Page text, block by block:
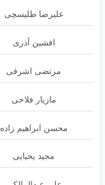
علیرضا طلیسچی
افشین آذری
مرتضی اشرفی
مازیار فلاحی
محسن ابراهیم زاده
مجید یحیایی